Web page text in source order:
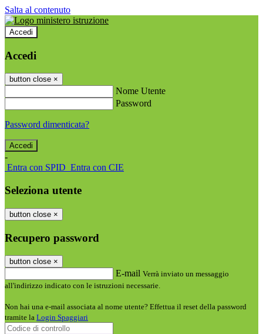
Salta al contenuto
Accedi
Accedi
button close ×
Nome Utente
Password
Password dimenticata?
-
Entra con SPID Entra con CIE
Seleziona utente
button close ×
Recupero password
button close ×
E-mail Verrà inviato un messaggio
all'indirizzo indicato con le istruzioni necessarie.
Non hai una e-mail associata al nome utente? Effettua il reset della password
tramite la Login Spaggiari